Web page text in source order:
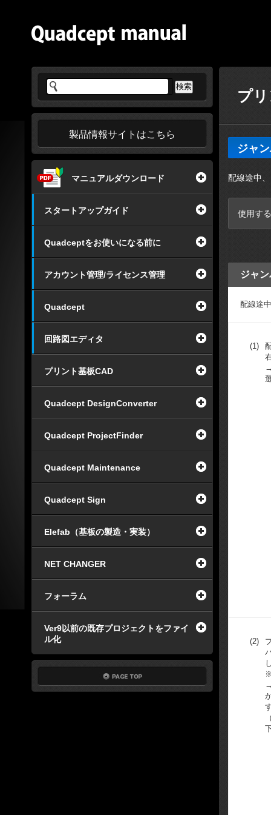
製品情報サイトはこちら
マニュアルダウンロード
スタートアップガイド
Quadceptをお使いになる前に
アカウント管理/ライセンス管理
Quadcept
回路図エディタ
プリント基板CAD
Quadcept DesignConverter
Quadcept ProjectFinder
Quadcept Maintenance
Quadcept Sign
Elefab（基板の製造・実装）
NET CHANGER
フォーラム
Ver9以前の既存プロジェクトをファイ
ル化
プ
ジャ
配線途中
使用す
ジャ
配線途
(1)
(2)